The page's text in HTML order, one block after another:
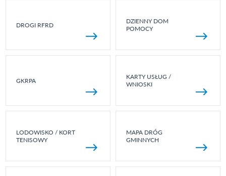
DROGI RFRD
DZIENNY DOM
POMOCY
GKRPA
KARTY USŁUG /
WNIOSKI
LODOWISKO / KORT
TENISOWY
MAPA DRÓG
GMINNYCH